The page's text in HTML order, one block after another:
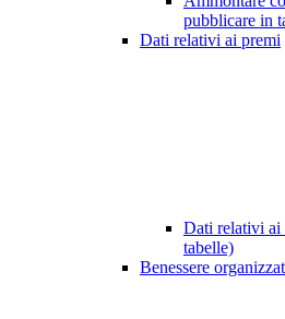
pubblicare in
Dati relativi ai premi
Dati relativi ai
tabelle)
Benessere